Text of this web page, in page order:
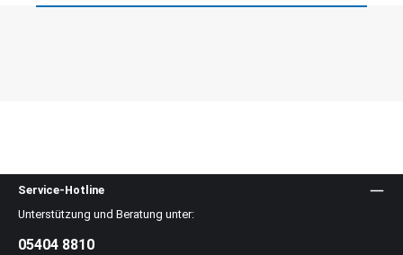
Service-Hotline
Unterstützung und Beratung unter:
05404 8810